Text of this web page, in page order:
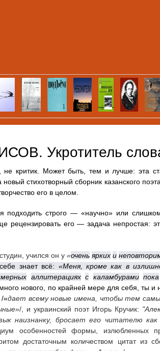
Укротитель
критик. Может быть, тем и лучше: эта
новый стихотворный сборник казанского
его в целом.
подходить строго — «научно» или
рецензировать его — задача непростая:
учился он у «очень ярких и
знает всё: «Меня, кроме как в
аллитерациях с каламбурами пока
много нового, по крайней мере для себя, ты
/«дает всему новые имена, чтобы тем
/, и украинский поэт Игорь Кручик:
наизнанку, бросает его читателю как
особенностей формы, излюбленных
достаточным количеством цитат из